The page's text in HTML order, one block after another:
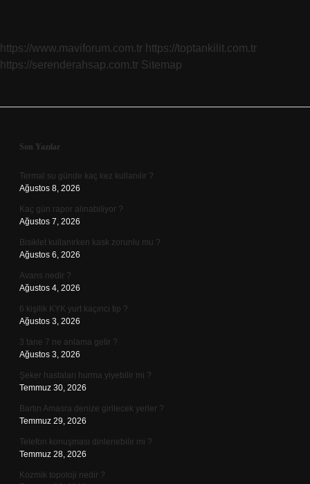
https://www.maviforum.com.tr https://toptankilit.com.tr
https://serenderahsap.com.tr Sitemap
Sidebar
Son Yazılar
Termal su günde kaç kez kullanılır ?
Ağustos 8, 2026
Kaç gün rapor alınabiliyor ?
Ağustos 7, 2026
Bisiklet kullanırken kask zorunlu mu ?
Ağustos 6, 2026
Avans nedir ?
Ağustos 4, 2026
6 kişilik KYK yurt kaçıncı tip ?
Ağustos 3, 2026
3 tane 7 ne anlama gelir ?
Ağustos 3, 2026
Şeker hastaları hurma yiyebilir mi ?
Temmuz 30, 2026
Bartın Amasra denize girilecek yerler ?
Temmuz 29, 2026
Telefon konuşması dinlenebilir mi ?
Temmuz 28, 2026
Kozmik topoloji nedir ?